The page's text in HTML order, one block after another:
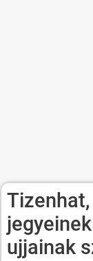
jegyeinek
ujjainak